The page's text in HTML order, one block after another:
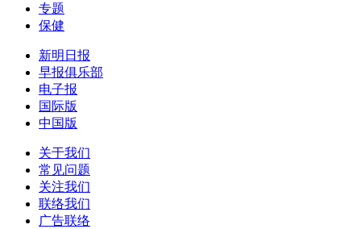
专题
保健
新明日报
早报俱乐部
电子报
国际版
中国版
关于我们
常见问题
关注我们
联络我们
广告联络